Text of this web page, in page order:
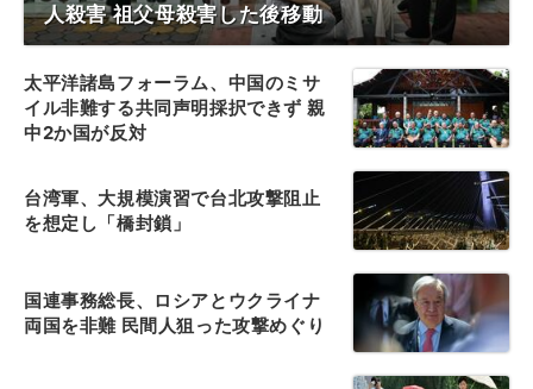
人殺害 祖父母殺害した後移動
太平洋諸島フォーラム、中国のミサ
イル非難する共同声明採択できず 親
中2か国が反対
台湾軍、大規模演習で台北攻撃阻止
を想定し「橋封鎖」
国連事務総長、ロシアとウクライナ
両国を非難 民間人狙った攻撃めぐり